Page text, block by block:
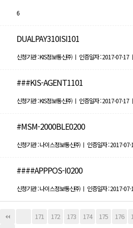
6
DUALPAY310ISI101
신청기관 : KIS정보통신㈜ ㅣ 인증일자 : 2017-07-17
###KIS-AGENT1101
신청기관 : KIS정보통신㈜ ㅣ 인증일자 : 2017-07-17
#MSM-2000BLE0200
신청기관 : 나이스정보통신㈜ ㅣ 인증일자 : 2017-
####APPPOS-I0200
신청기관 : 나이스정보통신㈜ ㅣ 인증일자 : 2017-
171 172 173 174 175 176